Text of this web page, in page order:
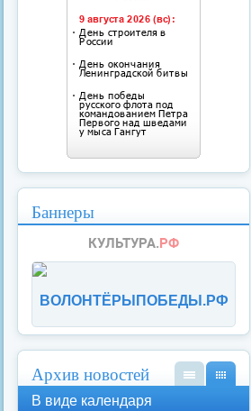
Баннеры
ВОЛОНТЁРЫПОБЕДЫ.РФ
Архив новостей
В виде календаря